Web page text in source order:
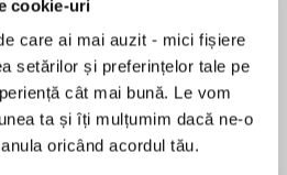
cookie-uri
care ai mai auzit - mici fișiere
setărilor și preferințelor tale pe
cât mai bună. Le vom
ta și îți mulțumim dacă ne-o
oricând acordul tău.
World War II… finally
one bestseller returns